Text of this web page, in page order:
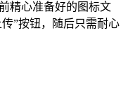
精心准备好的图标文
”按钮，随后只需耐心